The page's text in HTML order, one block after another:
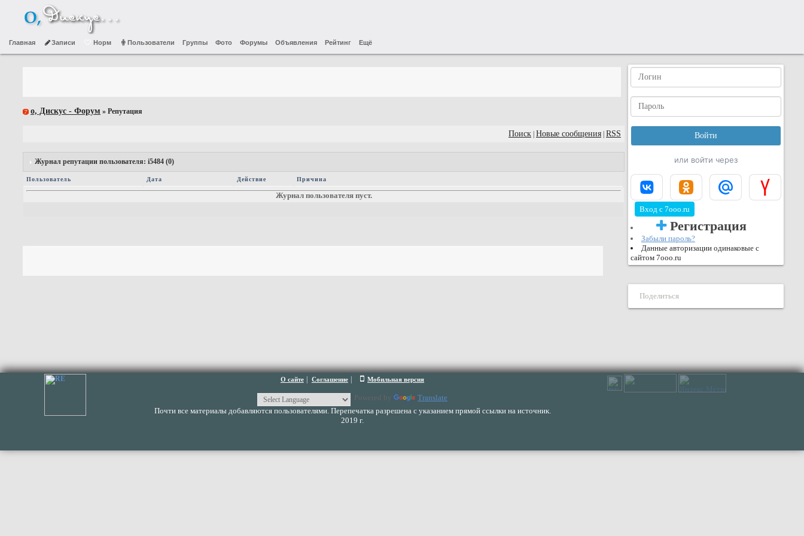
Главная Записи Норм Пользователи Группы Фото Форумы Объявления Рейтинг Ещё
о, Дискус - Форум » Репутация
Поиск Новые сообщения RSS
Журнал репутации пользователя: i5484 (0)
Пользователь Дата Действие Причина
Журнал пользователя пуст.
или войти через
Вход с 7ooo.ru
Регистрация
Забыли пароль?
Данные авторизации одинаковые с
сайтом 7ooo.ru
Поделиться
О сайте Соглашение Мобильная версия
Powered by
Translate
Почти все материалы добавляются пользователями. Перепечатка разрешена с указанием прямой ссылки на источник.
2019 г.